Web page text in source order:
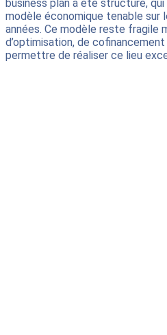
business plan a été structuré,
modèle économique tenable sur
années. Ce modèle reste fragile
d’optimisation, de
permettre de réaliser ce lieu